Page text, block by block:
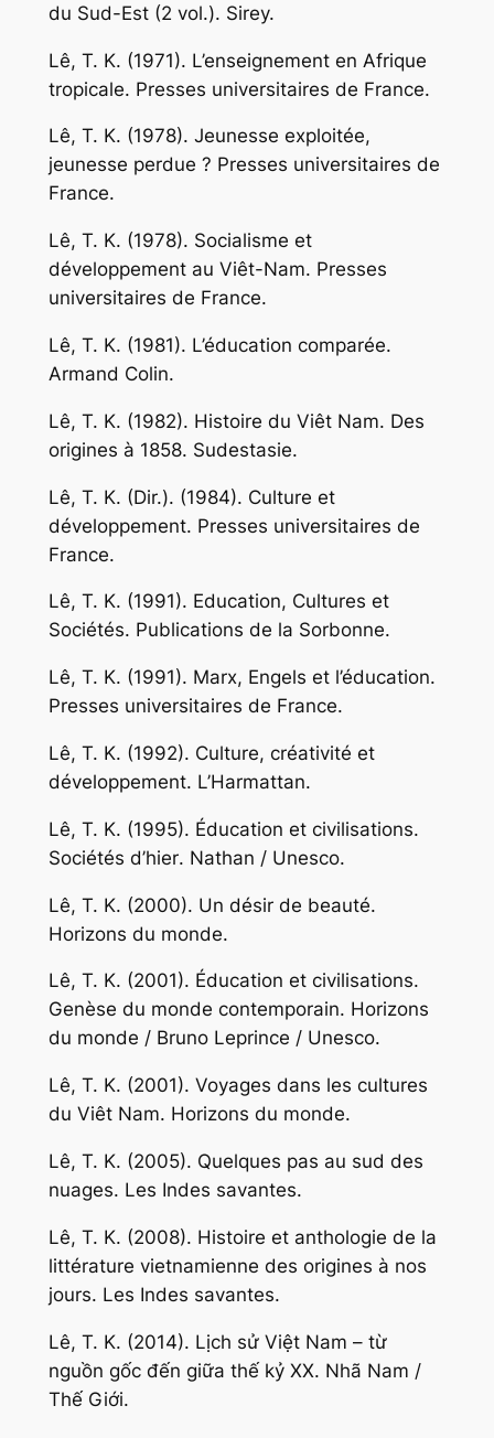
du Sud-Est(2 vol.). Sirey.
Lê, T. K. (1971). L’enseignement en Afrique
tropicale. Presses universitaires de France.
Lê, T. K. (1978). Jeunesse exploitée,
jeunesse perdue ? Presses universitaires de
France.
Lê, T. K. (1978). Socialisme et
développement au Viêt-Nam. Presses
universitaires de France.
Lê, T. K. (1981). L’éducation comparée.
Armand Colin.
Lê, T. K. (1982). Histoire du Viêt Nam. Des
origines à 1858. Sudestasie.
Lê, T. K. (Dir.). (1984). Culture et
développement. Presses universitaires de
France.
Lê, T. K. (1991). Education, Cultures et
Sociétés. Publications de la Sorbonne.
Lê, T. K. (1991). Marx, Engels et l’éducation.
Presses universitaires de France.
Lê, T. K. (1992). Culture, créativité et
développement. L’Harmattan.
Lê, T. K. (1995). Éducation et civilisations.
Sociétés d’hier. Nathan / Unesco.
Lê, T. K. (2000). Un désir de beauté.
Horizons du monde.
Lê, T. K. (2001). Éducation et civilisations.
Genèse du monde contemporain. Horizons
du monde / Bruno Leprince / Unesco.
Lê, T. K. (2001). Voyages dans les cultures
du Viêt Nam. Horizons du monde.
Lê, T. K. (2005). Quelques pas au sud des
nuages. Les Indes savantes.
Lê, T. K. (2008). Histoire et anthologie de la
littérature vietnamienne des origines à nos
jours. Les Indes savantes.
Lê, T. K. (2014). Lịch sử Việt Nam – từ
nguồn gốc đến giữa thế kỷXX. Nhã Nam /
Thế Giới.